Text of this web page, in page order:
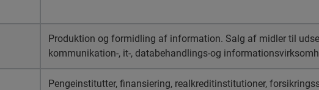
Produktion og formidling af information. Salg af midler til
kommunikation-, it-, databehandlings-og
Pengeinstitutter, finansiering, realkreditinstitutioner,